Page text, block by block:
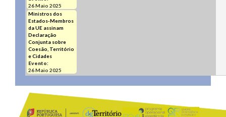
26 Maio 2025
Ministros dos
Estados-Membros
da UE assinam
Declaração
Conjunta sobre
Coesão, Território
e Cidades
Evento:
26 Maio 2025